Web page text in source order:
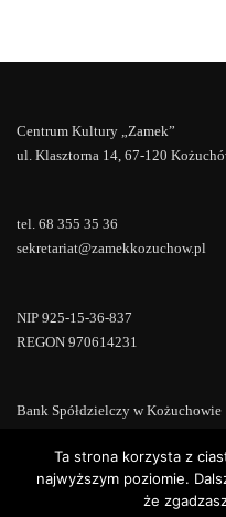
Centrum Kultury „Zamek”
ul. Klasztorna 14, 67-120
tel. 68 355 35 36
sekretariat@zamekkozuchow.pl
NIP 925-15-36-837
REGON 970614231
Bank Spółdzielczy w Kożuchowie
Ta strona korzysta z
najwyższym poziomie.
że